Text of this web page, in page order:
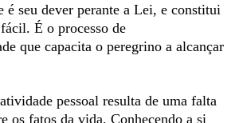
é seu dever perante a Lei, e constitui
É o processo de
que capacita o peregrino a alcançar
pessoal resulta de uma falta
os fatos da vida. Conhecendo a si